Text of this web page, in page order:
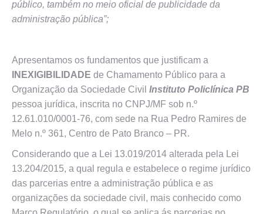
público, também no meio oficial de publicidade da
administração pública”;
Apresentamos os fundamentos que justificam a
INEXIGIBILIDADE de Chamamento Público para a
Organização da Sociedade Civil Instituto Policlínica PB
pessoa jurídica, inscrita no CNPJ/MF sob n.º
12.61.010/0001-76, com sede na Rua Pedro Ramires de
Melo n.º 361, Centro de Pato Branco – PR.
Considerando que a Lei 13.019/2014 alterada pela Lei
13.204/2015, a qual regula e estabelece o regime jurídico
das parcerias entre a administração pública e as
organizações da sociedade civil, mais conhecido como